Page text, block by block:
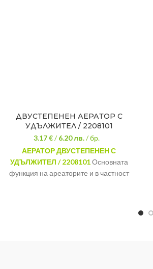
ДВУСТЕПЕНЕН АЕРАТОР С
УДЪЛЖИТЕЛ / 2208101
3.17 €/6.20лв. / бр.
АЕРАТОР ДВУСТЕПЕНЕН С
УДЪЛЖИТЕЛ /2208101Основната
функция на ареаторите и в частност